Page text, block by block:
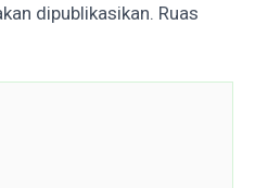
dipublikasikan. Ruas